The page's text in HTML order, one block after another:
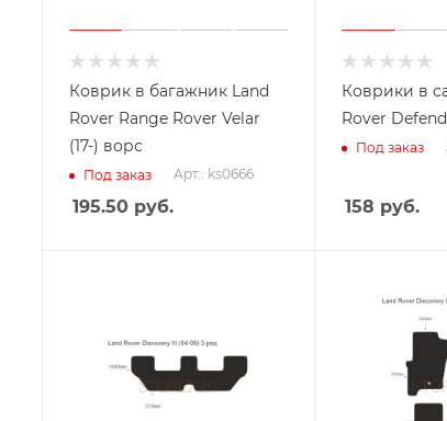
Коврик в багажник Land
Rover Range Rover Velar
(17-) ворс
Под заказ Арт.: ks0666
195.50 руб.
Коврики в
Rover
Под заказ
158 руб.